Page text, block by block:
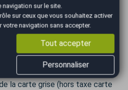
choisissez votre formule :
essentiel
la carte grise (hors taxe carte
sur le site.
sur ceux que vous souhaitez activer
navigation sans accepter.
Tout accepter
Personnaliser